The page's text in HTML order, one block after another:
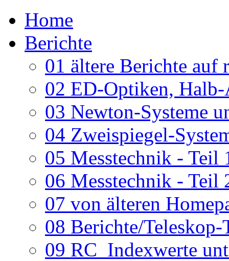
Home
Berichte
01 ältere Berichte auf
02 ED-Optiken, Halb-
03 Newton-Systeme
04 Zweispiegel-
05 Messtechnik - Teil
06 Messtechnik - Teil
07 von älteren
08 Berichte/
09 RC_Indexwerte